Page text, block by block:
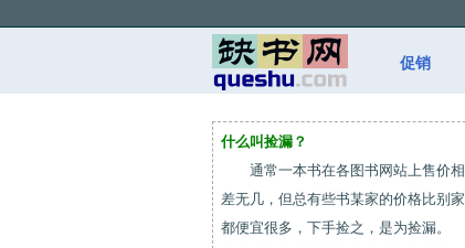
促销
什么叫捡漏？
通常一本书在各图书网站上售价相
差无几，但总有些书某家的价格比别家
都便宜很多，下手捡之，是为捡漏。